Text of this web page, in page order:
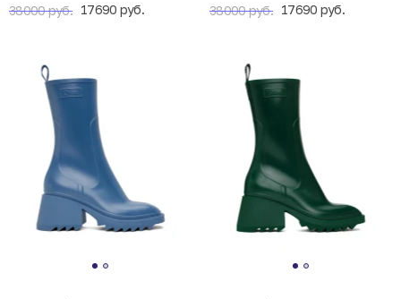
38000 руб. 17690 руб. 38000 руб. 17690 руб.